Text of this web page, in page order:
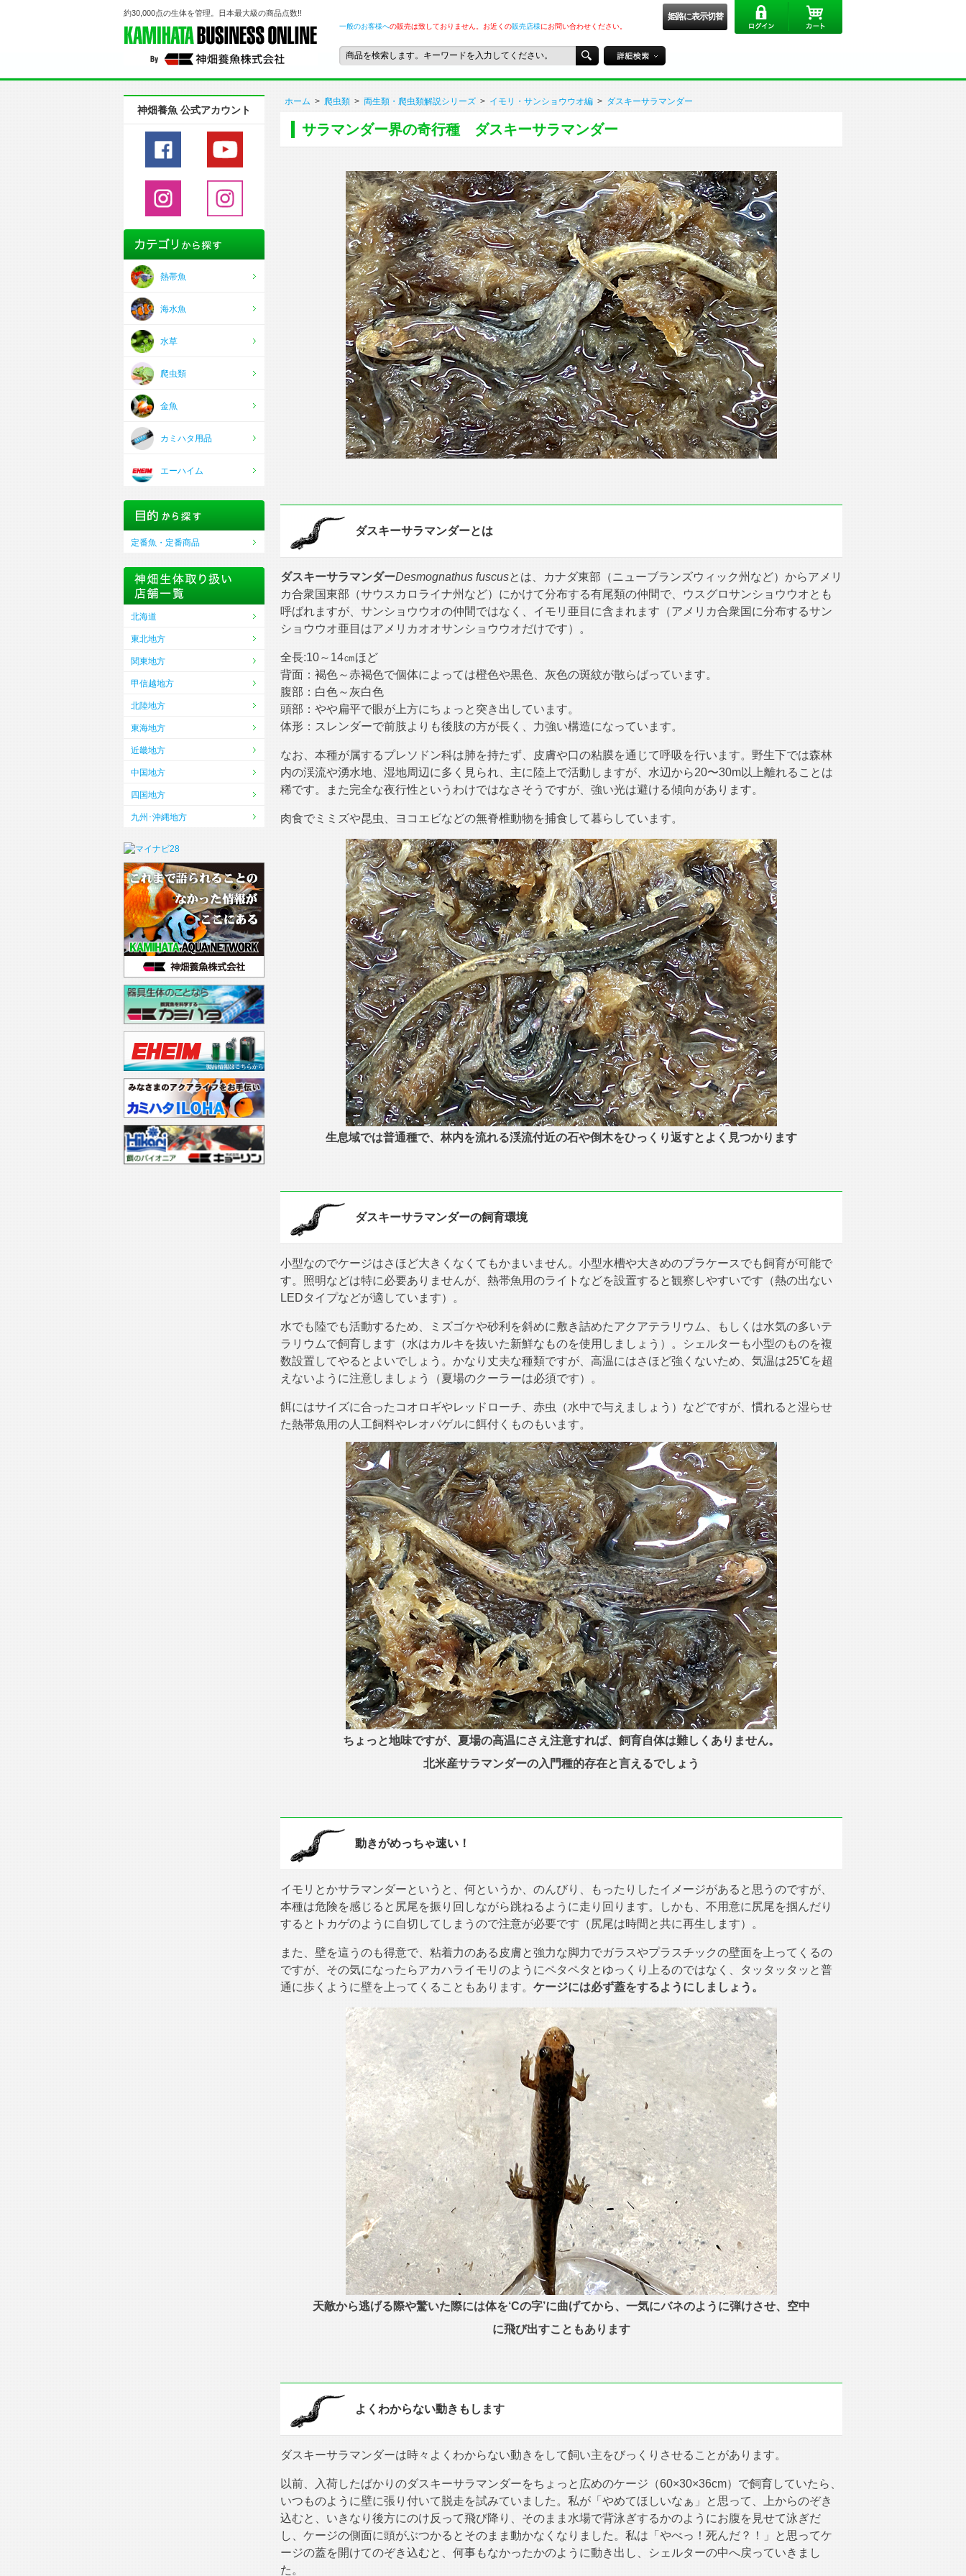
約30,000点の生体を管理。日本最大級の商品点数!! 姫路に表示切替
一般のお客様への販売は致しておりません。お近くの販売店様にお問い合わせください。
ホーム > 爬虫類 > 両生類・爬虫類解説シリーズ > イモリ・サンショウウオ編 > ダスキーサラマンダー
サラマンダー界の奇行種 ダスキーサラマンダー
ダスキーサラマンダーとは
ダスキーサラマンダーDesmognathus fuscusとは、カナダ東部（ニューブランズウィック州など）からアメリ
カ合衆国東部（サウスカロライナ州など）にかけて分布する有尾類の仲間で、ウスグロサンショウウオとも
呼ばれますが、サンショウウオの仲間ではなく、イモリ亜目に含まれます（アメリカ合衆国に分布するサン
ショウウオ亜目はアメリカオオサンショウウオだけです）。
全長:10～14㎝ほど
背面：褐色～赤褐色で個体によっては橙色や黒色、灰色の斑紋が散らばっています。
腹部：白色～灰白色
頭部：やや扁平で眼が上方にちょっと突き出しています。
体形：スレンダーで前肢よりも後肢の方が長く、力強い構造になっています。
なお、本種が属するプレソドン科は肺を持たず、皮膚や口の粘膜を通じて呼吸を行います。野生下では森林
内の渓流や湧水地、湿地周辺に多く見られ、主に陸上で活動しますが、水辺から20〜30m以上離れることは
稀です。また完全な夜行性というわけではなさそうですが、強い光は避ける傾向があります。
肉食でミミズや昆虫、ヨコエビなどの無脊椎動物を捕食して暮らしています。
生息域では普通種で、林内を流れる渓流付近の石や倒木をひっくり返すとよく見つかります
ダスキーサラマンダーの飼育環境
小型なのでケージはさほど大きくなくてもかまいません。小型水槽や大きめのプラケースでも飼育が可能で
す。照明などは特に必要ありませんが、熱帯魚用のライトなどを設置すると観察しやすいです（熱の出ない
LEDタイプなどが適しています）。
水でも陸でも活動するため、ミズゴケや砂利を斜めに敷き詰めたアクアテラリウム、もしくは水気の多いテ
ラリウムで飼育します（水はカルキを抜いた新鮮なものを使用しましょう）。シェルターも小型のものを複
数設置してやるとよいでしょう。かなり丈夫な種類ですが、高温にはさほど強くないため、気温は25℃を超
えないように注意しましょう（夏場のクーラーは必須です）。
餌にはサイズに合ったコオロギやレッドローチ、赤虫（水中で与えましょう）などですが、慣れると湿らせ
た熱帯魚用の人工飼料やレオパゲルに餌付くものもいます。
ちょっと地味ですが、夏場の高温にさえ注意すれば、飼育自体は難しくありません。
北米産サラマンダーの入門種的存在と言えるでしょう
動きがめっちゃ速い！
イモリとかサラマンダーというと、何というか、のんびり、もったりしたイメージがあると思うのですが、
本種は危険を感じると尻尾を振り回しながら跳ねるように走り回ります。しかも、不用意に尻尾を掴んだり
するとトカゲのように自切してしまうので注意が必要です（尻尾は時間と共に再生します）。
また、壁を這うのも得意で、粘着力のある皮膚と強力な脚力でガラスやプラスチックの壁面を上ってくるの
ですが、その気になったらアカハライモリのようにペタペタとゆっくり上るのではなく、タッタッタッと普
通に歩くように壁を上ってくることもあります。 ケージには必ず蓋をするようにしましょう。
天敵から逃げる際や驚いた際には体を‘Cの字’に曲げてから、一気にバネのように弾けさせ、空中
に飛び出すこともあります
よくわからない動きもします
ダスキーサラマンダーは時々よくわからない動きをして飼い主をびっくりさせることがあります。
以前、入荷したばかりのダスキーサラマンダーをちょっと広めのケージ（60×30×36cm）で飼育していたら、
いつものように壁に張り付いて脱走を試みていました。私が「やめてほしいなぁ」と思って、上からのぞき
込むと、いきなり後方にのけ反って飛び降り、そのまま水場で背泳ぎするかのようにお腹を見せて泳ぎだ
し、ケージの側面に頭がぶつかるとそのまま動かなくなりました。私は「やべっ！死んだ？！」と思ってケ
ージの蓋を開けてのぞき込むと、何事もなかったかのように動き出し、シェルターの中へ戻っていきまし
た。
神畑養魚 公式アカウント
熱帯魚
海水魚
水草
爬虫類
金魚
カミハタ用品
エーハイム
定番魚・定番商品
北海道
東北地方
関東地方
甲信越地方
北陸地方
東海地方
近畿地方
中国地方
四国地方
九州･沖縄地方